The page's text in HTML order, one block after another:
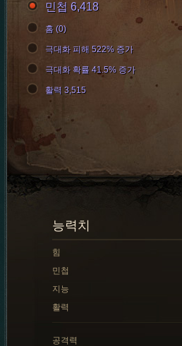
민첩 6,418
홈 (0)
극대화 피해 522% 증가
극대화 확률 41.5% 증가
활력 3,515
능력치
힘
민첩
지능
활력
공격력